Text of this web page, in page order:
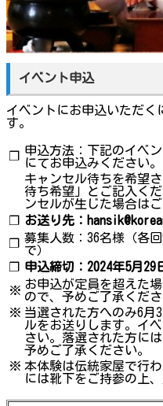
イベント申込
イベントにお申込いただく
す。
❐ 申込方法：下記のイベ
にてお申込みください。
キャンセル待ちを希望
待ち希望」とご記入く
ンセルが生じた場合は
❐ お送り先：
❐ 募集人数：36名様（各
で）
❐ 申込締切：2024年5月29
※ お申込が定員を超えた
ので、予めご了承くださ
※ 当選された方へのみ6月
ルをお送りします。イ
さい。落選された方に
予めご了承ください。
※ 本体験は伝統家屋で行
には靴下をご持参の上